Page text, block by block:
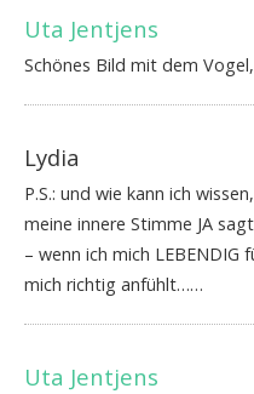
Uta Jentjens
Schönes Bild mit dem
Lydia
P.S.: und wie kann ich
meine innere Stimme JA
– wenn ich mich LEBENDIG
mich richtig anfühlt……
Uta Jentjens